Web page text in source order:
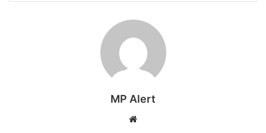
MP Alert
Website